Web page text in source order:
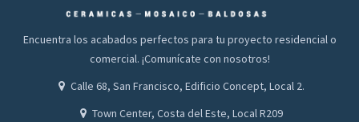
Encuentra los acabados perfectos para tu proyecto residencial o
comercial. ¡Comunícate con nosotros!
Calle 68, San Francisco, Edificio Concept, Local 2.
Town Center, Costa del Este, Local R209